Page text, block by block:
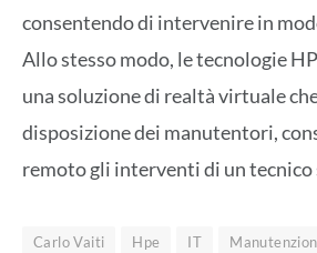
consentendo di intervenire in
Allo stesso modo, le tecnologie
una soluzione di realtà virtuale
disposizione dei manutentori,
remoto gli interventi di un tecnico
Carlo Vaiti Hpe IT